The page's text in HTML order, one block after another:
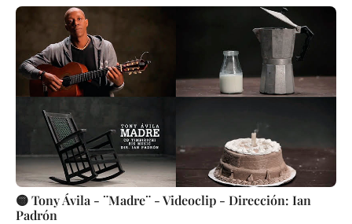
🟡 Tony Ávila - ¨Madre¨ - Videoclip - Dirección: Ian
Padrón